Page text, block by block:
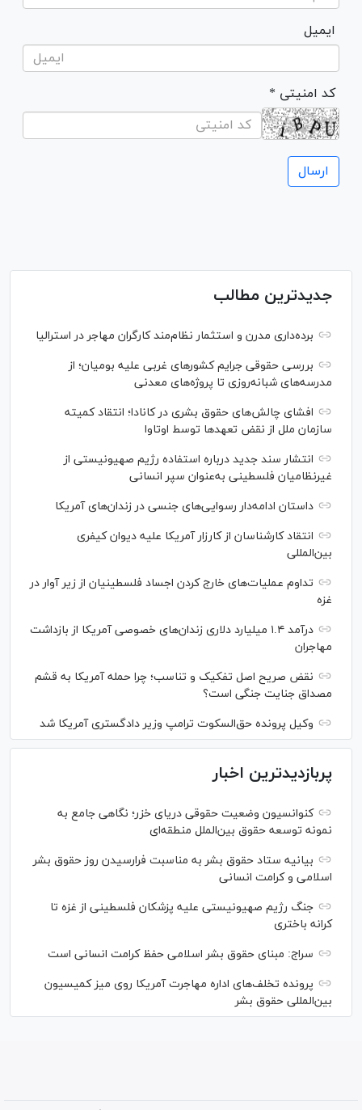
ایمیل
* کد امنیتی
جدیدترین مطالب
برده‌داری مدرن و استثمار نظام‌مند کارگران مهاجر در استرالیا
بررسی حقوقی جرایم کشور‌های غربی علیه بومیان؛ از
مدرسه‌های شبانه‌روزی تا پروژه‌های معدنی
افشای چالش‌های حقوق بشری در کانادا؛ انتقاد کمیته
سازمان ملل از نقض تعهد‌ها توسط اوتاوا
انتشار سند جدید درباره استفاده رژیم صهیونیستی از
غیرنظامیان فلسطینی به‌عنوان سپر انسانی
داستان ادامه‌دار رسوایی‌های جنسی در زندان‌های آمریکا
انتقاد کارشناسان از کارزار آمریکا علیه دیوان کیفری
بین‌المللی
تداوم عملیات‌های خارج کردن اجساد فلسطینیان از زیر آوار در
غزه
درآمد ۱.۴ میلیارد دلاری زندان‌های خصوصی آمریکا از بازداشت
مهاجران
نقض صریح اصل تفکیک و تناسب؛ چرا حمله آمریکا به قشم
مصداق جنایت جنگی است؟
وکیل پرونده حق‌السکوت ترامپ وزیر دادگستری آمریکا شد
پربازدیدترین اخبار
کنوانسیون وضعیت حقوقی دریای خزر؛ نگاهی جامع به
نمونه توسعه حقوق بین‌الملل منطقه‌ای
بیانیه ستاد حقوق بشر به مناسبت فرارسیدن روز حقوق بشر
اسلامی و کرامت انسانی
جنگ رژیم صهیونیستی علیه پزشکان فلسطینی از غزه تا
کرانه باختری
سراج: مبنای حقوق بشر اسلامی حفظ کرامت انسانی است
پرونده تخلف‌های اداره مهاجرت آمریکا روی میز کمیسیون
بین‌المللی حقوق بشر